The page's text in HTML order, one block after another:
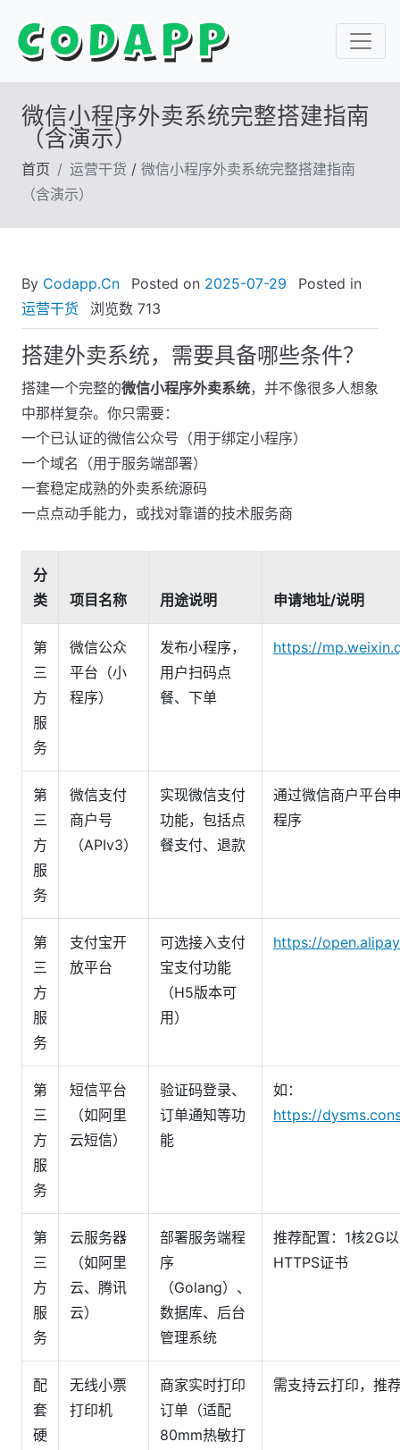
微信小程序外卖系统完整搭建指南
（含演示）
首页 运营干货 / 微信小程序外卖系统完整搭建指南
（含演示）
By Codapp.Cn Posted on 2025-07-29
Posted in
运营干货
浏览数 713
搭建外卖系统，需要具备哪些条件？
搭建一个完整的微信小程序外卖系统，并不像很多人想象
中那样复杂。你只需要：
一个已认证的微信公众号（用于绑定小程序）
一个域名（用于服务端部署）
一套稳定成熟的外卖系统源码
一点点动手能力，或找对靠谱的技术服务商
分
类
项目名称 用途说明 申请地址/说明
第
三
方
服
务
微信公众
平台（小
程序）
发布小程序，
用户扫码点
餐、下单
https://
第
三
方
服
务
微信支付
商户号
（APIv3）
实现微信支付
功能，包括点
餐支付、退款
通过微信商户平台
程序
第
三
方
服
务
支付宝开
放平台
可选接入支付
宝支付功能
（H5版本可
用）
https://
第
三
方
服
务
短信平台
（如阿里
云短信）
验证码登录、
订单通知等功
能
如：
https://
第
三
方
服
务
云服务器
（如阿里
云、腾讯
云）
部署服务端程
序
（Golang）、
数据库、后台
管理系统
推荐配置：1核2G
HTTPS证书
配
套
硬
无线小票
打印机
商家实时打印
订单（适配
80mm热敏打
需支持云打印，推